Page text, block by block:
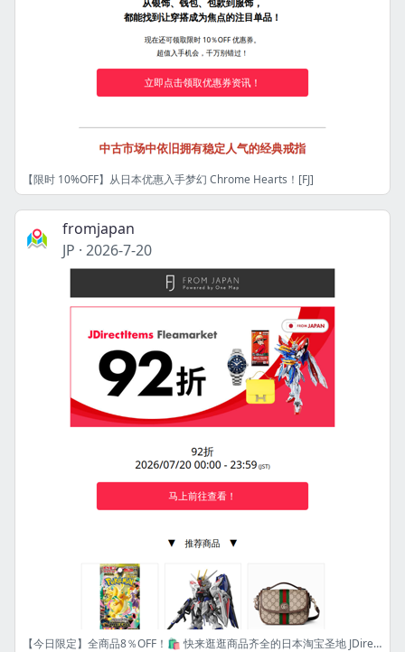
【限时 10%OFF】从日本优惠入手梦幻 Chrome Hearts！[FJ]
fromjapan
JP · 2026-7-20
【今日限定】全商品8％OFF！🛍️ 快来逛逛商品齐全的日本淘宝圣地 JDirectItems Fleamarket！ [FJ]